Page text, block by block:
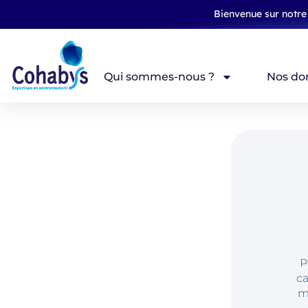
Bienvenue sur
Qui sommes-nous ? Nos